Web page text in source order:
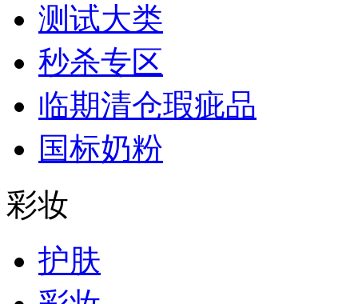
测试大类
秒杀专区
临期清仓瑕疵品
国标奶粉
彩妆
护肤